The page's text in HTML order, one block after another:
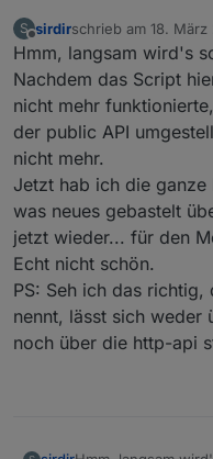
schon komplett
Datenpunkte
erste gerät,
wird. Du darfst
würde mich
Für das script
bereitstellen,
S
Offline
sirdirschrieb am 18. März
zuletzt editiert von
Hmm, langsam wird's
Nachdem das Script
nicht mehr
der public API
nicht mehr.
Jetzt hab ich die ganze
was neues gebastelt
jetzt wieder... für den
Echt nicht schön.
PS: Seh ich das
nennt, lässt sich
noch über die http-api